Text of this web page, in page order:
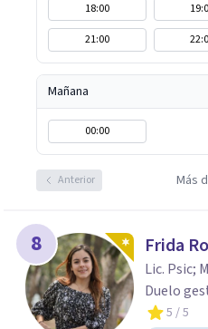
18:00
21:00
Mañana
00:00
Anterior Más
8 Frida
Lic. Psic;
Duelo
5 / 5